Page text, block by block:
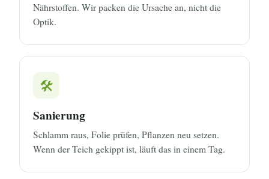
Nährstoffen. Wir packen die Ursache an, nicht die
Optik.
🛠️
Sanierung
Schlamm raus, Folie prüfen, Pflanzen neu setzen.
Wenn der Teich gekippt ist, läuft das in einem Tag.